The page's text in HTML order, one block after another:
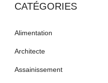
CATÉGORIES
Alimentation
Architecte
Assainissement